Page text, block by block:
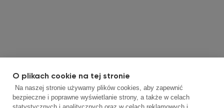
O plikach cookie na tej stronie
Na naszej stronie używamy plików cookies, aby zapewnić
bezpieczne i poprawne wyświetlanie strony, a także w celach